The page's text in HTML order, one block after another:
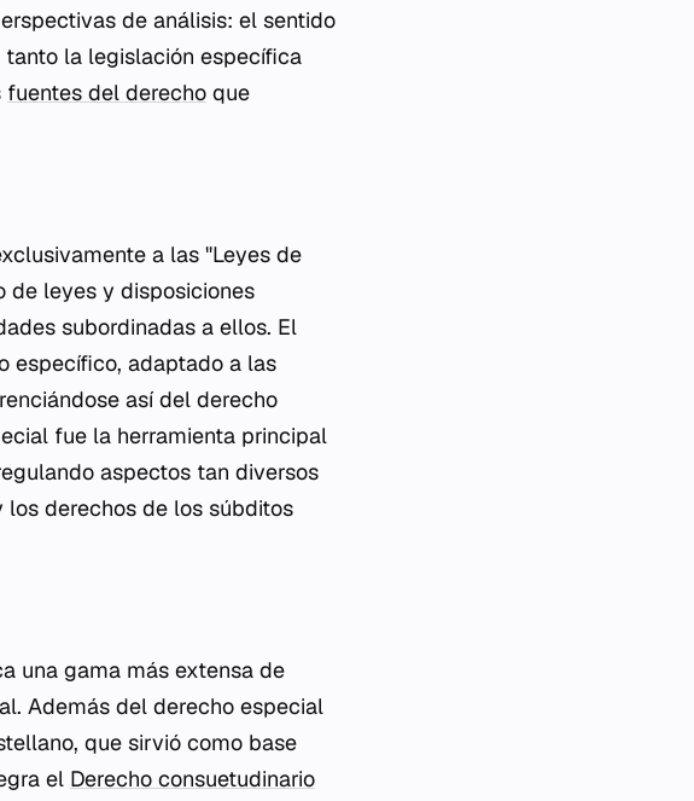
de análisis: el sentido
la legislación específica
fuentes del derecho que
a las "Leyes de
de leyes y disposiciones
subordinadas a ellos. El
específico, adaptado a las
así del derecho
fue la herramienta principal
aspectos tan diversos
derechos de los súbditos
una gama más extensa de
Además del derecho especial
que sirvió como base
el Derecho consuetudinario